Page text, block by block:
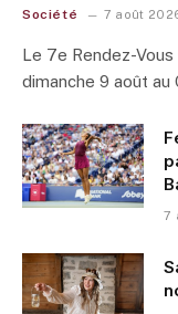
Société 7 août
Le 7e Rendez-
dimanche 9 août au
7